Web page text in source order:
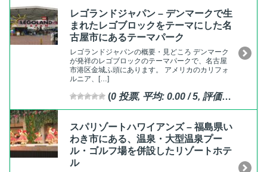
レゴランドジャパン – デンマークで生
まれたレゴブロックをテーマにした名
古屋市にあるテーマパーク
レゴランドジャパンの概要・見どころ デンマーク
が発祥のレゴブロックのテーマパークで、名古屋
市港区金城ふ頭にあります。 アメリカのカリフォ
ルニア、[…]
(0 投票, 平均: 0.00 / 5, 評価済
スパリゾートハワイアンズ – 福島県い
わき市にある、温泉・大型温泉プー
ル・ゴルフ場を併設したリゾートホテ
ル